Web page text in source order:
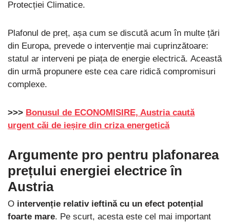
Protecției Climatice.
Plafonul de preț, așa cum se discută acum în multe țări
din Europa, prevede o intervenție mai cuprinzătoare:
statul ar interveni pe piața de energie electrică. Această
din urmă propunere este cea care ridică compromisuri
complexe.
>>> Bonusul de ECONOMISIRE, Austria caută
urgent căi de ieșire din criza energetică
Argumente pro pentru plafonarea
prețului energiei electrice în
Austria
O intervenție relativ ieftină cu un efect potențial
foarte mare. Pe scurt, acesta este cel mai important